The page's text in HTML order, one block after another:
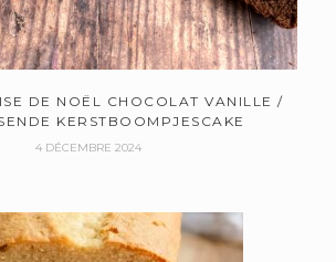
DE NOËL CHOCOLAT VANILLE /
KERSTBOOMPJESCAKE
4 DÉCEMBRE 2024